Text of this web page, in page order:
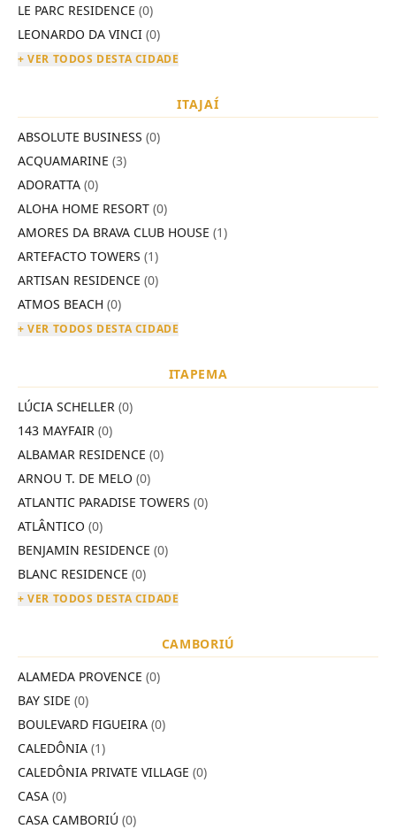
LE PARC RESIDENCE (0)
LEONARDO DA VINCI (0)
+ VER TODOS DESTA CIDADE
ITAJAÍ
ABSOLUTE BUSINESS (0)
ACQUAMARINE (3)
ADORATTA (0)
ALOHA HOME RESORT (0)
AMORES DA BRAVA CLUB HOUSE (1)
ARTEFACTO TOWERS (1)
ARTISAN RESIDENCE (0)
ATMOS BEACH (0)
+ VER TODOS DESTA CIDADE
ITAPEMA
LÚCIA SCHELLER (0)
143 MAYFAIR (0)
ALBAMAR RESIDENCE (0)
ARNOU T. DE MELO (0)
ATLANTIC PARADISE TOWERS (0)
ATLÂNTICO (0)
BENJAMIN RESIDENCE (0)
BLANC RESIDENCE (0)
+ VER TODOS DESTA CIDADE
CAMBORIÚ
ALAMEDA PROVENCE (0)
BAY SIDE (0)
BOULEVARD FIGUEIRA (0)
CALEDÔNIA (1)
CALEDÔNIA PRIVATE VILLAGE (0)
CASA (0)
CASA CAMBORIÚ (0)